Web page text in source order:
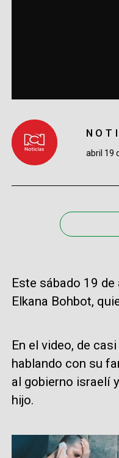
abril 19
Este sábado 19
Elkana Bohbot,
En el video, de
hablando con su
al gobierno israelí
hijo.